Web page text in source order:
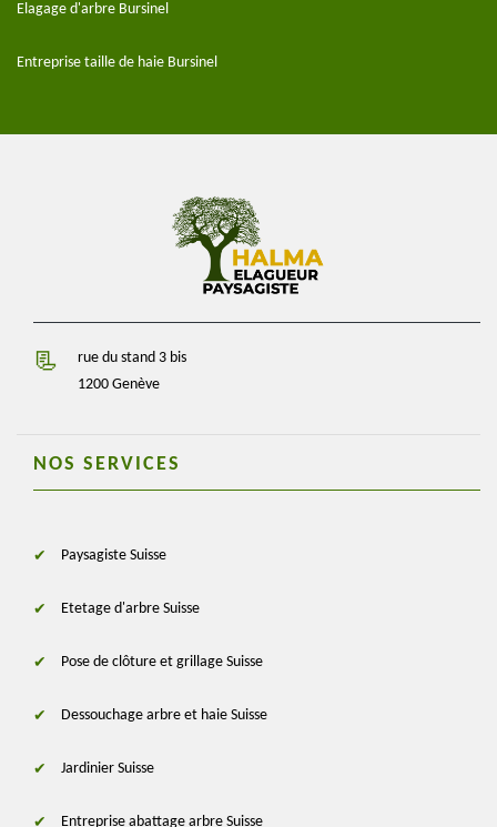
Elagage d'arbre Bursinel
Entreprise taille de haie Bursinel
rue du stand 3 bis
1200 Genève
NOS SERVICES
Paysagiste Suisse
Etetage d'arbre Suisse
Pose de clôture et grillage Suisse
Dessouchage arbre et haie Suisse
Jardinier Suisse
Entreprise abattage arbre Suisse